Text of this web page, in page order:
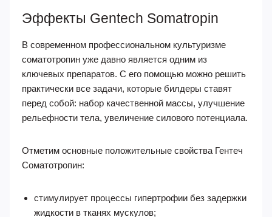
Эффекты Gentech Somatropin
В современном профессиональном культуризме
соматотропин уже давно является одним из
ключевых препаратов. С его помощью можно решить
практически все задачи, которые билдеры ставят
перед собой: набор качественной массы, улучшение
рельефности тела, увеличение силового потенциала.
Отметим основные положительные свойства Гентеч
Соматотропин:
стимулирует процессы гипертрофии без задержки
жидкости в тканях мускулов;